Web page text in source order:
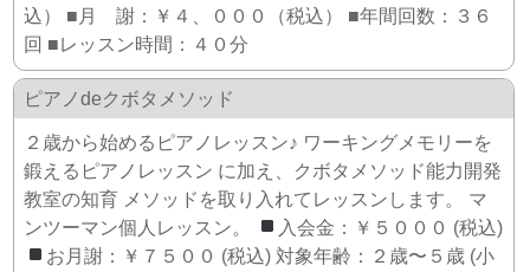
込） ■月 謝：￥４、０００（税込） ■年間回数：３６
回 ■レッスン時間：４０分
ピアノdeクボタメソッド
２歳から始めるピアノレッスン♪ ワーキングメモリーを
鍛えるピアノレッスン に加え、クボタメソッド能力開発
教室の知育 メソッドを取り入れてレッスンします。 マ
ンツーマン個人レッスン。
入会金：￥５０００ (税込)
お月謝：￥７５００ (税込) 対象年齢：２歳〜５歳 (小